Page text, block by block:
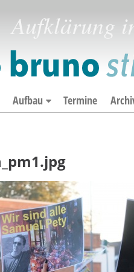
Aufklärung
Aufbau Termine